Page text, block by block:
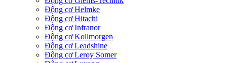
Động cơ Helmke
Động cơ Hitachi
Động cơ Infranor
Động cơ Kollmorgen
Động cơ Leadshine
Động cơ Leroy Somer